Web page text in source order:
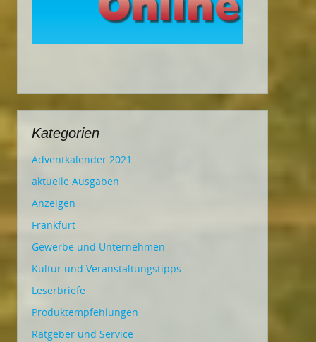
Kategorien
Adventkalender 2021
aktuelle Ausgaben
Anzeigen
Frankfurt
Gewerbe und Unternehmen
Kultur und Veranstaltungstipps
Leserbriefe
Produktempfehlungen
Ratgeber und Service